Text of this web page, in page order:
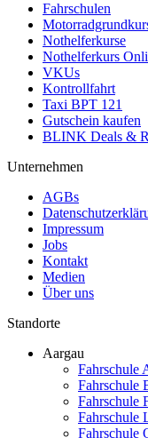
Fahrschulen
Nothelferkurse
Nothelferkurs
VKUs
Kontrollfahrt
Taxi BPT 121
Gutschein kaufen
BLINK Deals &
Unternehmen
AGBs
Impressum
Jobs
Kontakt
Medien
Über uns
Standorte
Aargau
Fahrschule
Fahrschule
Fahrschule
Fahrschule
Fahrschule